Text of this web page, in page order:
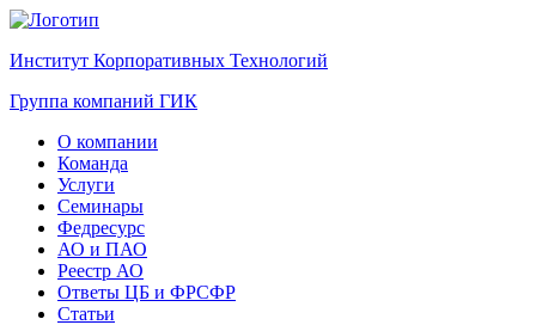
Институт Корпоративных Технологий
Группа компаний ГИК
О компании
Команда
Услуги
Семинары
Федресурс
АО и ПАО
Реестр АО
Ответы ЦБ и ФРСФР
Статьи